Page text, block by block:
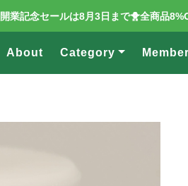
開業記念セールは8月3日まで🐥全商品
About Category